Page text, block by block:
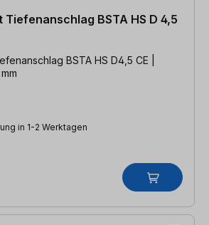
BSTA HS D 4,5
BSTA HS D4,5 CE |
in 1-2 Werktagen